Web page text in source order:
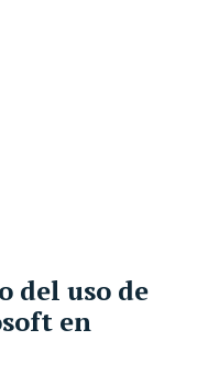
del uso de
en